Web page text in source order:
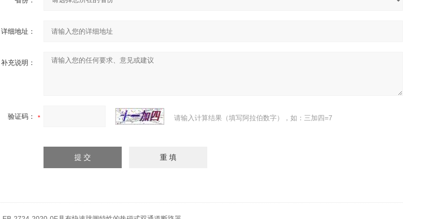
详细地址：
补充说明：
验证码： 请输入计算结果（填写阿拉伯数字），如：三加四=7